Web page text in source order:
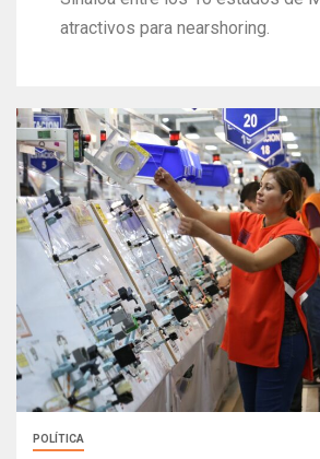
atractivos para nearshoring.
POLÍTICA